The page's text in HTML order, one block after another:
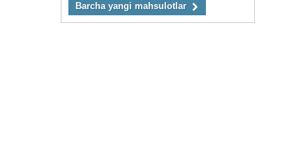
Barcha yangi mahsulotlar